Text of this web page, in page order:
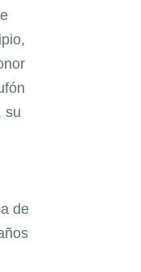
su
de